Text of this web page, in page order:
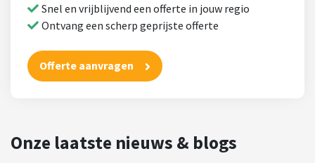
Snel en vrijblijvend een offerte in jouw regio
Ontvang een scherp geprijste offerte
Offerte aanvragen
Onze laatste nieuws & blogs